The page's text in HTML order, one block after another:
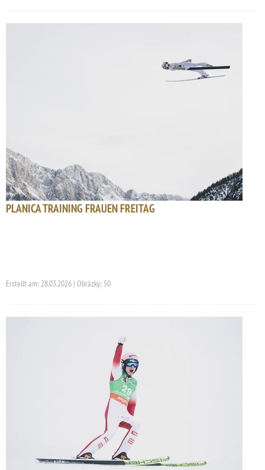
PLANICA TRAINING FRAUEN FREITAG
Erstellt am: 28.03.2026 | Obrázky: 50